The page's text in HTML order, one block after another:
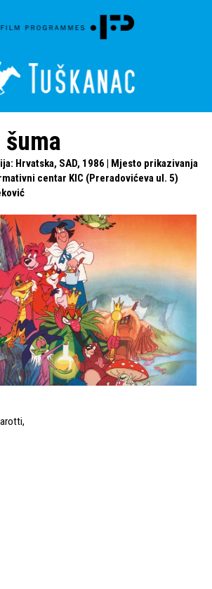
šuma
Hrvatska, SAD, 1986 | Mjesto prikazivanja
centar KIC (Preradovićeva ul. 5)
,